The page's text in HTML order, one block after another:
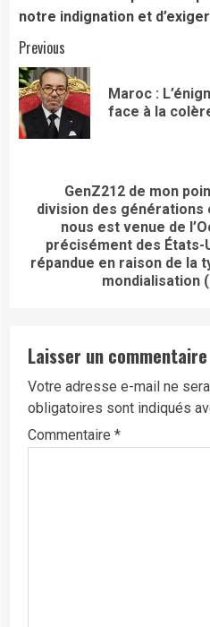
notre indignation et
Continue
Reading
Previous
Maroc :
face à la
post:
GenZ212 de mon
division des générations
nous est venue de
précisément des États-
répandue en raison de la
mondialisation
Laisser un commentaire
Votre adresse e-mail ne
obligatoires sont indiqués
Commentaire *